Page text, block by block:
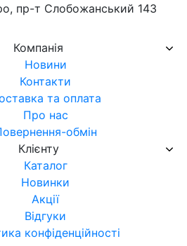
Компанія
Новини
Контакти
та оплата
Про нас
обмін
Клієнту
Каталог
Новинки
Акції
Відгуки
конфіденційності
пр-т Слобожанський 143